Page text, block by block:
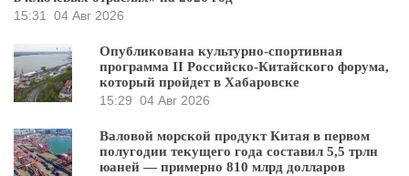
15:31 04 Авг 2026
Опубликована культурно-спортивная
программа II Российско-Китайского форума,
который пройдет в Хабаровске
15:29 04 Авг 2026
Валовой морской продукт Китая в первом
полугодии текущего года составил 5,5 трлн
юаней — примерно 810 млрд долларов